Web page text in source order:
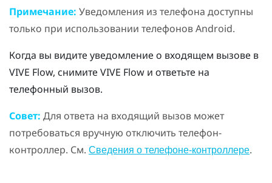
Примечание: Уведомления из телефона доступны
только при использовании телефоновAndroid.
Когда вы видите уведомление о входящем вызове в
VIVE Flow, снимите VIVE Flow и ответьте на
телефонный вызов.
Совет: Для ответа на входящий вызов может
потребоваться вручную отключить телефон-
контроллер. См. Сведения о телефоне-контроллере.